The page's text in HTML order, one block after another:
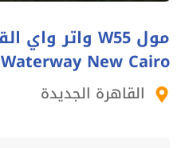
Waterway New Cairo
القاهرة الجديدة